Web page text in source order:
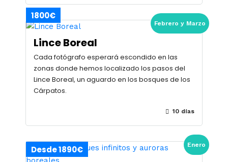
Febrero y Marzo
1800€
Lince Boreal
Cada fotógrafo esperará escondido en las
zonas donde hemos localizado los pasos del
Lince Boreal, un aguardo en los bosques de los
Cárpatos.
10 días
Enero
Desde 1890€